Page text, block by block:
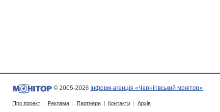
© 2005-2026 Інформ-агенція «Чернігівський монітор»
Про проект | Реклама | Партнери | Контакти | Архів